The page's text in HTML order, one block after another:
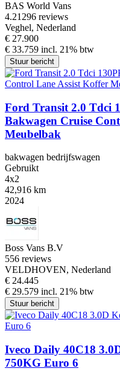
BAS World Vans
4.21296 reviews
Veghel, Nederland
€ 27.900
€ 33.759 incl. 21% btw
Stuur bericht
Ford Transit 2.0 Tdci
Bakwagen Cruise
Meubelbak
bakwagen bedrijfswagen
Gebruikt
4x2
42,916 km
2024
Boss Vans B.V
556 reviews
VELDHOVEN, Nederland
€ 24.445
€ 29.579 incl. 21% btw
Stuur bericht
Iveco Daily 40C18
750KG Euro 6